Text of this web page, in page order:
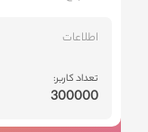
اطلاعات
تعداد کاربر:
300000